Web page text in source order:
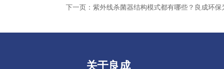
下一页： 紫外线杀菌器结构模式都有哪些？良成环保
关于良成